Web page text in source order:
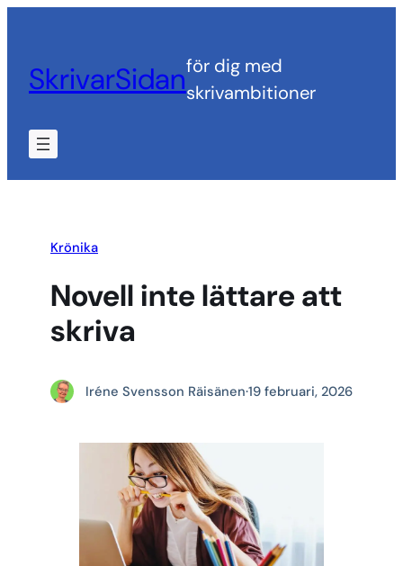
innehåll
SkrivarSidanför dig med
skrivambitioner
Krönika
Novell inte lättare att
skriva
Iréne Svensson Räisänen·19 februari, 2026